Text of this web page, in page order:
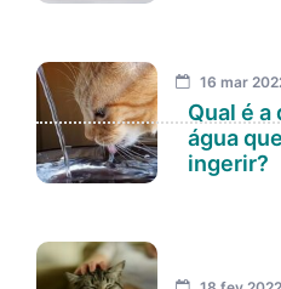
16 mar
Qual é
água
ingerir?